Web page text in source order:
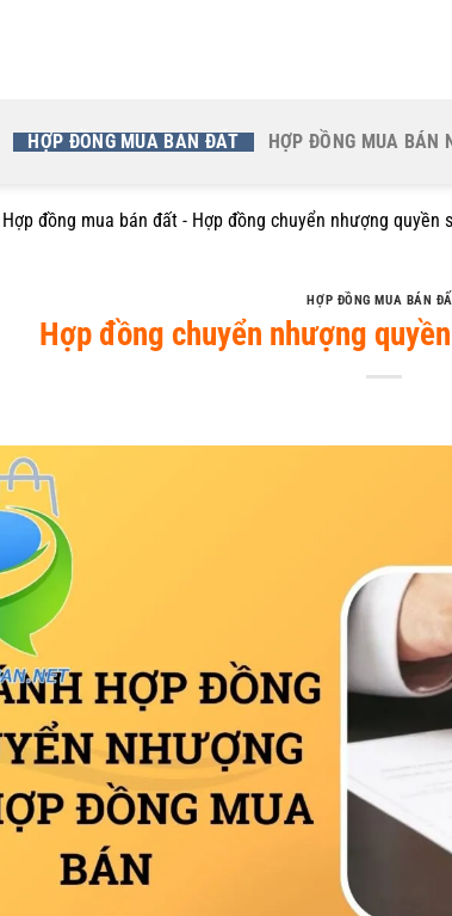
HỢP ĐỒNG MUA BÁN ĐẤT HỢP ĐỒNG MUA BÁN
Hợp đồng mua bán đất - Hợp đồng chuyển nhượng quyền
HỢP ĐỒNG MUA BÁN
Hợp đồng chuyển nhượng